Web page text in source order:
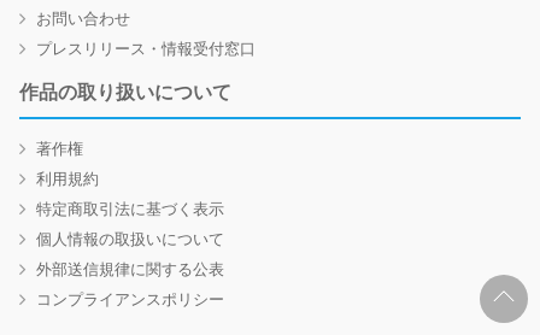
お問い合わせ
プレスリリース・情報受付窓口
作品の取り扱いについて
著作権
利用規約
特定商取引法に基づく表示
個人情報の取扱いについて
外部送信規律に関する公表
コンプライアンスポリシー